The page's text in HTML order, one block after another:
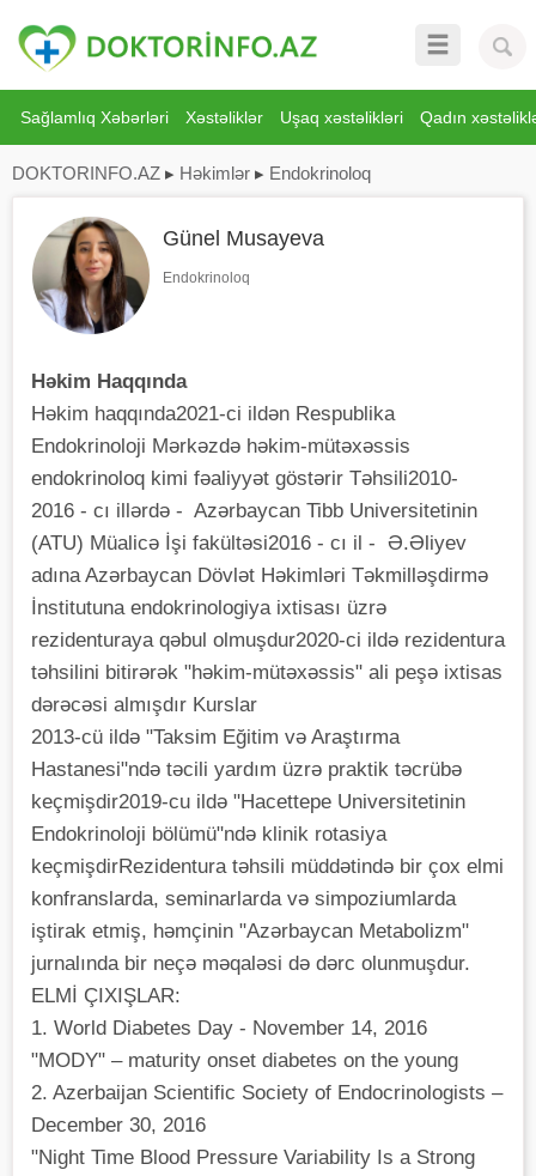
Sağlamlıq Xəbərləri Xəstəliklər Uşaq xəstəlikləri Qadın
DOKTORINFO.AZ ▸ Həkimlər ▸ Endokrinoloq
Günel Musayeva
Endokrinoloq
Həkim Haqqında
Həkim haqqında2021-ci ildən Respublika
Endokrinoloji Mərkəzdə həkim-mütəxəssis
endokrinoloq kimi fəaliyyət göstərir Təhsili2010-
2016 - cı illərdə - Azərbaycan Tibb Universitetinin
(ATU) Müalicə İşi fakültəsi2016 - cı il - Ə.Əliyev
adına Azərbaycan Dövlət Həkimləri Təkmilləşdirmə
İnstitutuna endokrinologiya ixtisası üzrə
rezidenturaya qəbul olmuşdur2020-ci ildə rezidentura
təhsilini bitirərək "həkim-mütəxəssis" ali peşə ixtisas
dərəcəsi almışdır Kurslar
2013-cü ildə "Taksim Eğitim və Araştırma
Hastanesi"ndə təcili yardım üzrə praktik təcrübə
keçmişdir2019-cu ildə "Hacettepe Universitetinin
Endokrinoloji bölümü"ndə klinik rotasiya
keçmişdirRezidentura təhsili müddətində bir çox elmi
konfranslarda, seminarlarda və simpoziumlarda
iştirak etmiş, həmçinin "Azərbaycan Metabolizm"
jurnalında bir neçə məqaləsi də dərc olunmuşdur.
ELMİ ÇIXIŞLAR:
1. World Diabetes Day - November 14, 2016
"MODY" – maturity onset diabetes on the young
2. Azerbaijan Scientific Society of Endocrinologists –
December 30, 2016
"Night Time Blood Pressure Variability Is a Strong